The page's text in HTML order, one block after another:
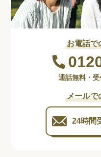
お電話で
通話無料・
メールで
24時間